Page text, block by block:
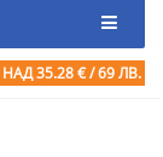
НАД 35.28 € / 69 ЛВ.